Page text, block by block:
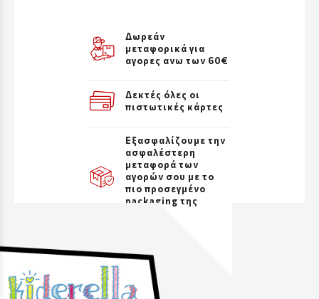
Δωρεάν
μεταφορικά για
αγορες ανω των 60€
Δεκτές όλες οι
πιστωτικές κάρτες
Εξασφαλίζουμε την
ασφαλέστερη
μεταφορά των
αγορών σου με το
πιο προσεγμένο
packaging της